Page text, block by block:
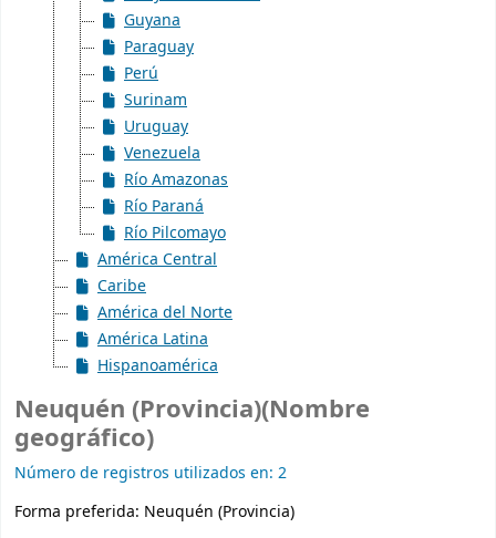
Guyana
Paraguay
Perú
Surinam
Uruguay
Venezuela
Río Amazonas
Río Paraná
Río Pilcomayo
América Central
Caribe
América del Norte
América Latina
Hispanoamérica
Neuquén (Provincia)(Nombre
geográfico)
Número de registros utilizados en: 2
Forma preferida: Neuquén (Provincia)